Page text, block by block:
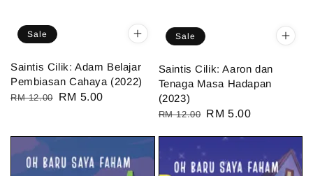
Sale
Saintis Cilik: Adam Belajar
Pembiasan Cahaya (2022)
Regular
RM 12.00
Sale
RM 5.00
Sale
Saintis Cilik: Aaron dan
Tenaga Masa Hadapan
(2023)
Regular
RM 12.00 Sale
RM 5.00